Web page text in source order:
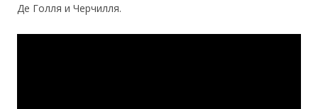
Де Голля и Черчилля.